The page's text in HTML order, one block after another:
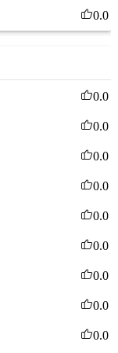
0.0
0.0
0.0
0.0
0.0
0.0
0.0
0.0
0.0
0.0